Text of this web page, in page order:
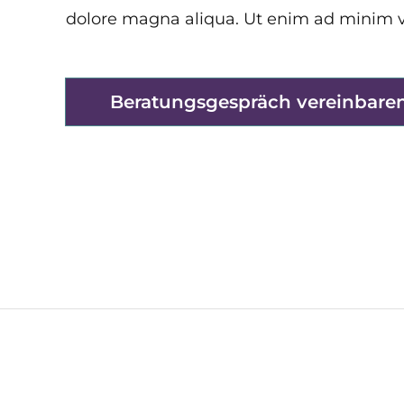
dolore magna aliqua. Ut enim ad minim
Beratungsgespräch